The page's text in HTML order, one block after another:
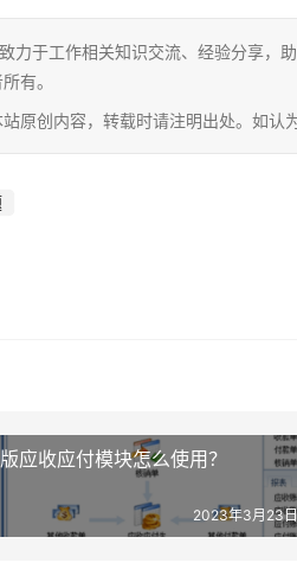
力于工作相关知识交流、经验分享，
有。
原创内容，转载时请注明出处。如认
应收应付模块怎么使用？
2023年3月23